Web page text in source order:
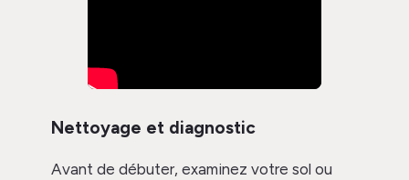
Nettoyage et diagnostic
Avant de débuter, examinez votre sol ou